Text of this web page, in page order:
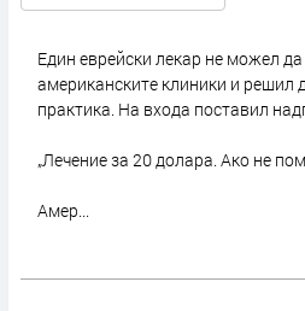
Един еврейски лекар не можел
американските клиники и решил
практика. На входа поставил
„Лечение за 20 долара. Ако не
Амер...